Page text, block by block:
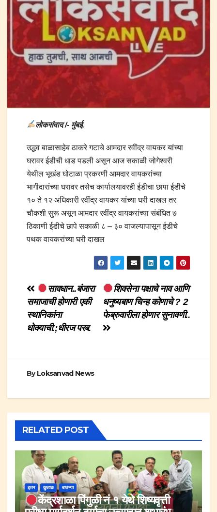
लोकसंवाद /- मुंबई.
उद्धव बाळासाहेब ठाकरे गटाचे आमदार रवींद्र वायकर यांच्या
घरावर ईडीची धाड पडली असून आज सकाळी जोगेश्वरी
येथील भूखंड घोटाळा प्रकरणी आमदार वायकरांच्या
भागीदारांच्या घरावर तसेच कार्यालयावरही ईडीचा छापा ईडीचे
१० ते १२ अधिकारी रवींद्र वायकर यांच्या घरी दाखल तर
चौकशी सुरू असून आमदार रवींद्र वायकरांच्या संबंधित ७
ठिकाणी ईडीचे छापे सकाळी ८ – ३० वाजल्यापासून ईडीचे
पथक वायकरांच्या घरी दाखल
Post
navigation
शिवसेना पक्षाचे नाव आणि
धनुष्यबाण चिन्ह कोणाचे ? 2
फेब्रुवारीला होणार सुनावणी..
सावधान..बंजारा
समाजाची होणारी एकी
स्थानिकांना
धोक्याची.;धीरज परब.
ByLoksanvad News
RELATED POST
इतर कुडाळ बातम्या
केंद्रशाळा पिंगुळी नं १ येथे शिष्यवृत्ती